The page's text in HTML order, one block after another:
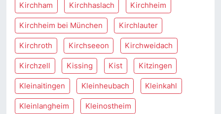
Kirchham Kirchhaslach Kirchheim
Kirchheim bei München Kirchlauter
Kirchroth Kirchseeon Kirchweidach
Kirchzell Kissing Kist Kitzingen
Kleinaitingen Kleinheubach Kleinkahl
Kleinlangheim Kleinostheim